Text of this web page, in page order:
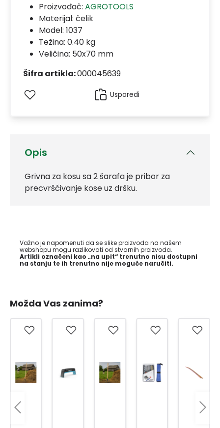
Opis
Grivna za kosu sa 2 šarafa je pribor za
precvršćivanje kose uz dršku.
Važno je napomenuti da se slike proizvoda na našem
webshopu mogu razlikovati od stvarnih proizvoda.
Artikli označeni kao „na upit“ trenutno nisu dostupni
na stanju te ih trenutno nije moguće naručiti.
Proizvođač: AGROTOOLS
Materijal: čelik
Model: 1037
Težina: 0.40 kg
Veličina: 50x70 mm
Šifra artikla:000045639
Usporedi
Možda Vas zanima?